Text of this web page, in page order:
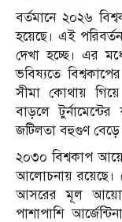
বর্তমানে ২০২৬
হয়েছে। এই
দেখা হচ্ছে। এর
ভবিষ্যতে
সীমা কোথায়
বাড়লে
জটিলতা বহুগুণ বেড়ে
২০৩০ বিশ্বকাপ
আলোচনায় রয়েছে।
আসরের মূল
পাশাপাশি